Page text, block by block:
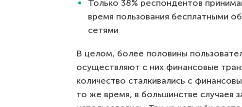
Только 38% респондентов
время пользования бесплатными
сетями
В целом, более половины
осуществляют с них финансовые
количество сталкивались с
то же время, в большинстве случаев